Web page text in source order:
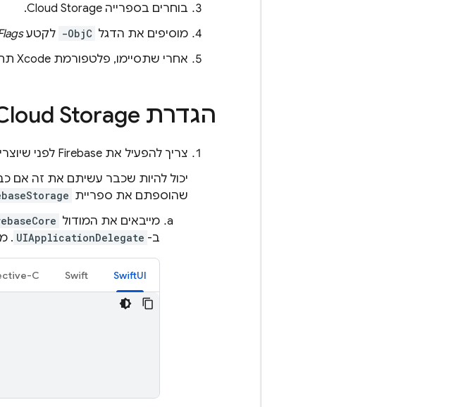
בוחרים בספרייה Cloud Storage
.
מוסיפים את הדגל -ObjC לקטע
אחרי שתסיימו, פלטפורמת Xcode תתחיל באופן אוטומטי לטפל ביחסי התלות ולהוריד אותם ברקע.
הגדרת Storage
צריך להפעיל את Firebase לפני שיוצרים או משתמשים בהפניה ל-Firebase.
שהוספתם את ספריית
מייבאים את המודול
ב- UIApplicationDelegate
.
SwiftUI
Swift
C